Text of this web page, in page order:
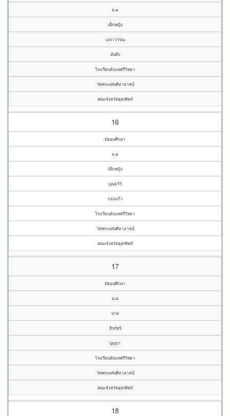
ม.๑
เด็กหญิง
เอราวรรณ
มั่นถึง
โรงเรียนลับแลศรีวิทยา
วัดพระแท่นศิลาอาสน์
คณะจังหวัดอุตรดิตถ์
16
มัธยมศึกษา
ม.๑
เด็กหญิง
บุณยวีร์
กองแก้ว
โรงเรียนลับแลศรีวิทยา
วัดพระแท่นศิลาอาสน์
คณะจังหวัดอุตรดิตถ์
17
มัธยมศึกษา
ม.๔
นาย
ธีรภัทร์
บุญมา
โรงเรียนลับแลศรีวิทยา
วัดพระแท่นศิลาอาสน์
คณะจังหวัดอุตรดิตถ์
18